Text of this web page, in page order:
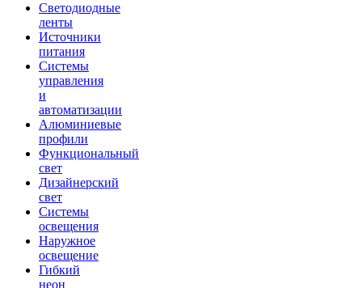
Светодиодные
ленты
Источники
питания
Системы
управления
и
автоматизации
Алюминиевые
профили
Функциональный
свет
Дизайнерский
свет
Системы
освещения
Наружное
освещение
Гибкий
неон